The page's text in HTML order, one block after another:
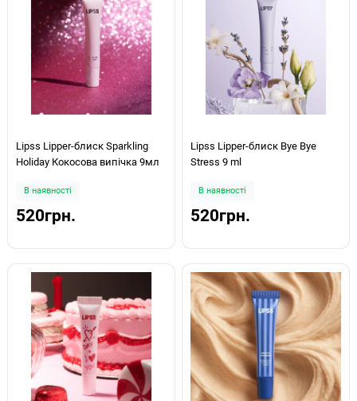
Lipss Lipper-блиск Sparkling
Holiday Кокосова випічка 9мл
В наявності
520грн.
Lipss Lipper-блиск Bye Bye
Stress 9 ml
В наявності
520грн.